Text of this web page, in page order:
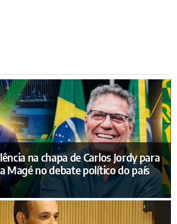
na chapa de Carlos Jordy para
Magé no debate político do país